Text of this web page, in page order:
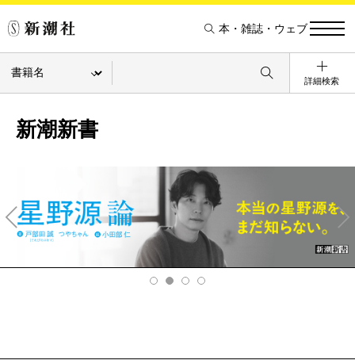
本・雑誌・ウェブ
詳細検索
新潮新書
v
Ne
xt